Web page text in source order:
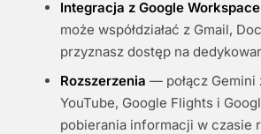
Integracja z Google Workspace
może współdziałać z Gmail,
przyznasz dostęp na
Rozszerzenia — połącz Gemini
YouTube, Google Flights i
pobierania informacji w czasie